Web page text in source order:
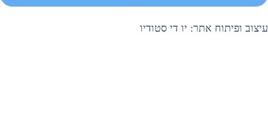
ופיתוח אתר: יו די סטודיו